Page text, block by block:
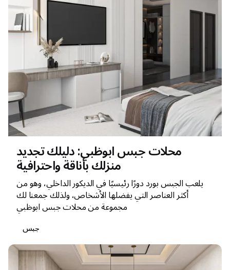
محلات جبس ابوظبي: دليلك تجديد
منزلك بأناقة واحترافية
يلعب الجبس بورد دورًا رئيسيًا في الديكور الداخلي، وهو من
أكثر العناصر التي يفضلها الأشخاص، ولذلك جمعنا لك
مجموعة من محلات جبس ابوظبي
جبس